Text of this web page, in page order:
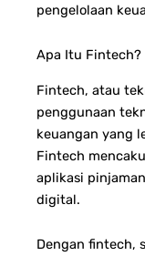
pengelolaan
Apa Itu Fintech?
Fintech, atau
penggunaan
keuangan yang
Fintech
aplikasi
digital.
Dengan fintech,